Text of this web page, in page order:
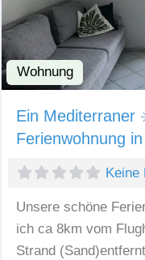
Wohnung
Ein Mediterraner
Ferienwohnung
Keine
Unsere schöne
ich ca 8km vom
Strand